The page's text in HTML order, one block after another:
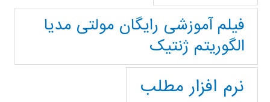
فیلم آموزشی رایگان مولتی مدیا
الگوریتم ژنتیک
نرم افزار مطلب